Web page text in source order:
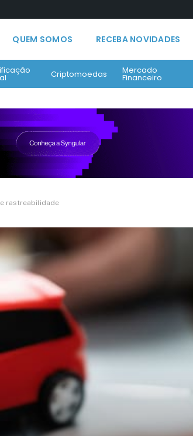
QUEM SOMOS RECEBA NOVIDADES
Criptomoedas Mercado
Financeiro
rastreabilidade